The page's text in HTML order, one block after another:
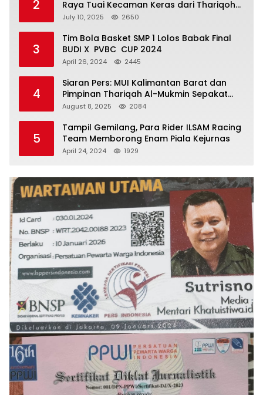
2
Raya Tuai Kecaman Keras dari Thariqoh
Al Mu’min
July 10, 2025 2650
3
Tim Bola Basket SMP 1 Lolos Babak Final
BUDI X PVBC CUP 2024
April 26, 2024 2445
4
Siaran Pers: MUI Kalimantan Barat dan
Pimpinan Thariqah Al-Mukmin Sepakat
Jaga Umat
August 8, 2025 2084
5
Tampil Gemilang, Para Rider ILSAM Racing
Team Memborong Enam Piala Kejurnas
April 24, 2024 1929